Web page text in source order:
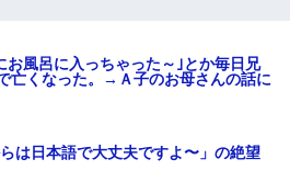
お風呂に入っちゃった～｣とか毎日兄
亡くなった。→Ａ子のお母さんの話に
は日本語で大丈夫ですよ〜」の絶望